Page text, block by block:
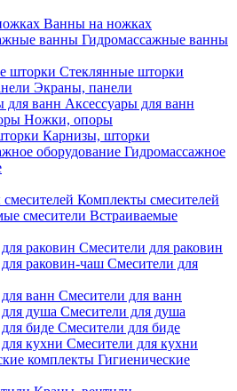
Ванны на ножках
Гидромассажные ванны
Стеклянные шторки
Экраны, панели
Аксессуары для ванн
Ножки, опоры
Карнизы, шторки
Гидромассажное
Комплекты смесителей
Встраиваемые
Смесители для раковин
Смесители для
Смесители для ванн
Смесители для душа
Смесители для биде
Смесители для кухни
Гигиенические